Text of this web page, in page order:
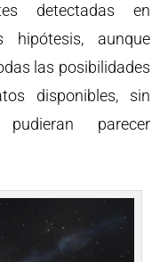
detectadas en
hipótesis, aunque
las posibilidades
disponibles, sin
parecer